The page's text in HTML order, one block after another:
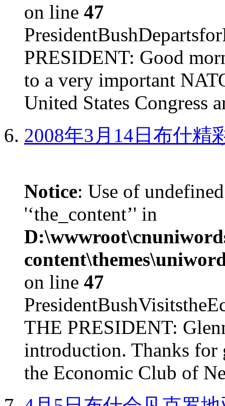
on line 47
PRESIDENT: Good
to a very important
United States Congress
2008年3月14日布什精
Notice: Use of
'‘the_content’' in
on line 47
THE PRESIDENT:
introduction. Thanks for
the Economic Club of